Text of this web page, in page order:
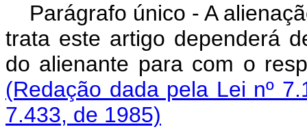
Parágrafo único - A
trata este artigo dependerá
do alienante para
(Redação dada pela Lei nº
7.433, de 1985)